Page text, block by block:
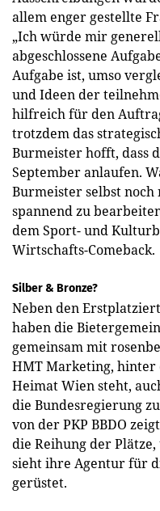
allem enger gestellte
„Ich würde mir
abgeschlossene
Aufgabe ist, umso
und Ideen der
hilfreich für den
trotzdem das
Burmeister hofft, dass
September anlaufen.
Burmeister selbst noch
spannend zu
dem Sport- und
Wirtschafts-Comeback.
Silber & Bronze?
Neben den
haben die
gemeinsam mit
HMT Marketing,
Heimat Wien steht,
die Bundesregierung
von der PKP BBDO
die Reihung der
sieht ihre Agentur für
gerüstet.